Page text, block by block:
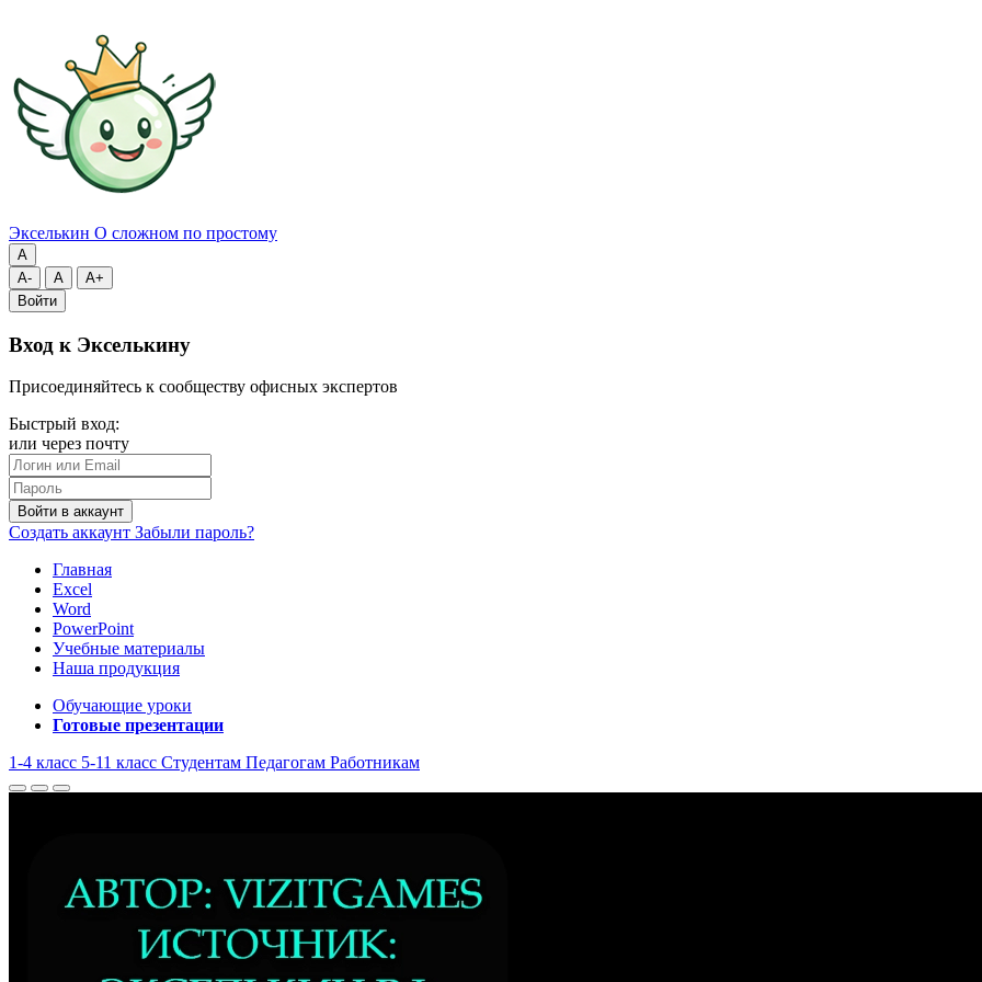
Экселькин О сложном по простому
A
A-
A
A+
Войти
Вход к Экселькину
Присоединяйтесь к сообществу офисных экспертов
Быстрый вход:
или через почту
Войти в аккаунт
Создать аккаунт Забыли пароль?
Главная
Excel
Word
PowerPoint
Учебные материалы
Наша продукция
Обучающие уроки
Готовые презентации
1-4 класс 5-11 класс Студентам Педагогам Работникам